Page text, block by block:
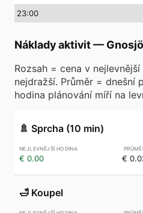
23:00
Náklady aktivit— Gnosjö
Rozsah = cena v
nejdražší. Průměr = dnešní
hodina plánování míří na
🚿 Sprcha (10 min)
€ 0.00 €
🛁 Koupel